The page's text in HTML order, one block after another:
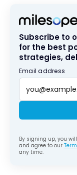
Subscribe to
for the best
strategies,
Email address
By signing up, you
and agree to our
any time.